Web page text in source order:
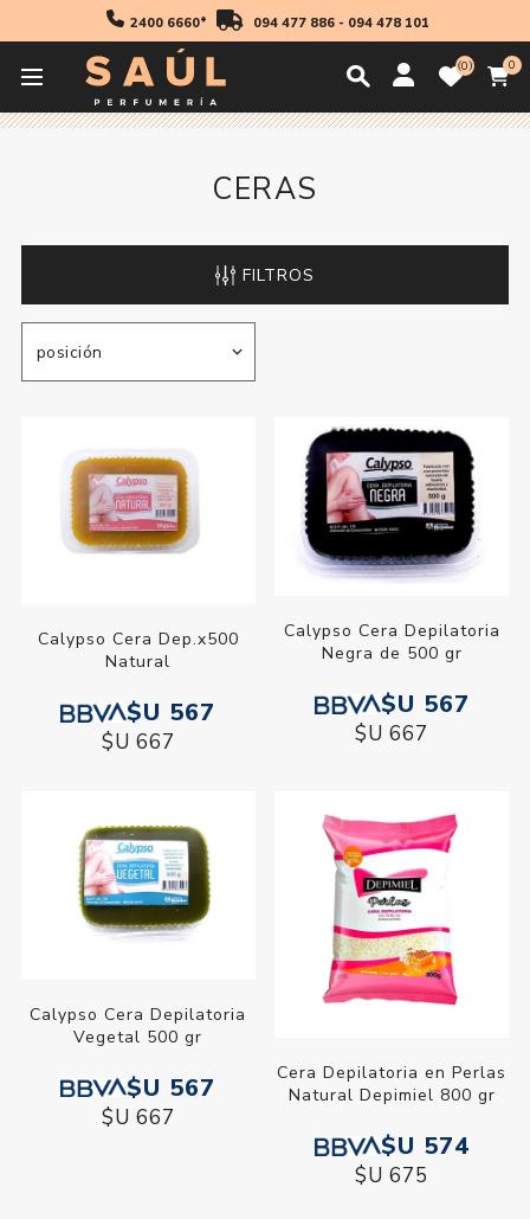
2400 6660* 094 477 886- 094 478 101
0 0
Inicio Higiene
CERAS
FILTROS
Calypso Cera Dep.x500
Natural
$U 567
$U 667
Calypso Cera Depilatoria
Negra de 500 gr
$U 567
$U 667
Calypso Cera Depilatoria
Vegetal 500 gr
$U 567
$U 667
Cera Depilatoria en Perlas
Natural Depimiel 800 gr
$U 574
$U 675